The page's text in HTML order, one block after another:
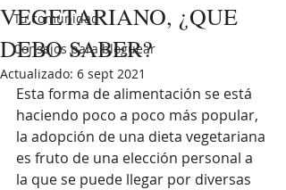
Tu comunidad
Consejos para bloguear
VEGETARIANO, ¿QUE
DEBO SABER?
Actualizado: 6 sept 2021
Esta forma de alimentación se está
haciendo poco a poco más popular,
la adopción de una dieta vegetariana
es fruto de una elección personal a
la que se puede llegar por diversas